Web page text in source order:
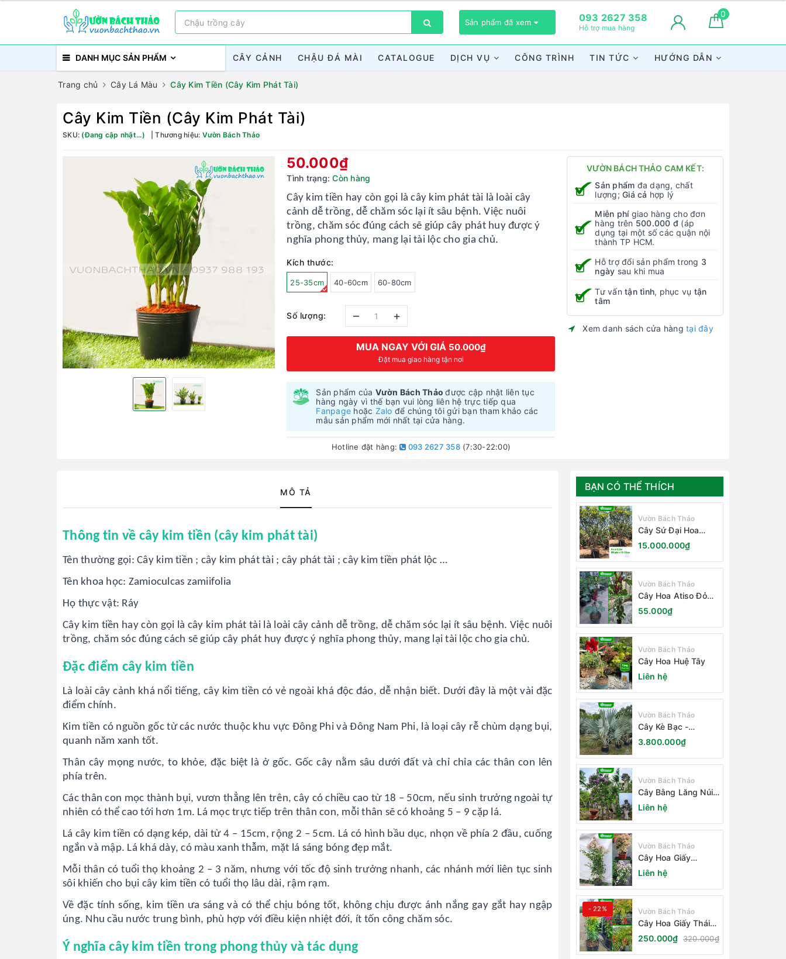
Sản phẩm đã xem 093 2627 358
Hỗ trợ mua hàng
0
DANH MỤC SẢN PHẨM CÂY CẢNH CHẬU ĐÁ MÀI CATALOGUE DỊCH VỤ CÔNG TRÌNH TIN TỨC HƯỚNG DẪN
Trang chủ Cây Lá Màu Cây Kim Tiền (Cây Kim Phát Tài)
Cây Kim Tiền (Cây Kim Phát Tài)
SKU: (Đang cập nhật...) Thương hiệu: Vườn Bách Thảo
50.000₫
Tình trạng: Còn hàng
Cây kim tiền hay còn gọi là cây kim phát tài là loài cây
cảnh dễ trồng, dễ chăm sóc lại ít sâu bệnh. Việc nuôi
trồng, chăm sóc đúng cách sẽ giúp cây phát huy được ý
nghĩa phong thủy, mang lại tài lộc cho gia chủ.
Kích thước:
25-35cm 40-60cm 60-80cm
Số lượng: – +
MUA NGAY VỚI GIÁ 50.000₫
Đặt mua giao hàng tận nơi
Sản phẩm của Vườn Bách Thảođược cập nhật liên tục
hàng ngày vì thế bạn vui lòng liên hệ trực tiếp qua
Fanpage hoặc Zalo để chúng tôi gửi bạn tham khảo các
mẫu sản phẩm mới nhất tại cửa hàng.
Hotline đặt hàng: 093 2627 358(7:30-22:00)
VƯỜN BÁCH THẢO CAM KẾT:
Sản phẩm đa dạng, chất
lượng;Giá cả hợp lý
Miễn phígiao hàng cho đơn
hàng trên 500.000 đ (áp
dụng tại một số các quận nội
thành TP HCM.
Hỗ trợ đổi sản phẩm trong 3
ngày sau khi mua
Tư vấntận tình, phục vụ tận
tâm
Xem danh sách cửa hàngtại đây
MÔ TẢ
Thông tin về cây kim tiền (cây kim phát tài)
Tên thường gọi: Cây kim tiền ; cây kim phát tài ; cây phát tài ; cây kim tiền phát lộc …
Tên khoa học: Zamioculcas zamiifolia
Họ thực vật: Ráy
Cây kim tiền hay còn gọi là cây kim phát tài là loài cây cảnh dễ trồng, dễ chăm sóc lại ít sâu bệnh. Việc nuôi
trồng, chăm sóc đúng cách sẽ giúp cây phát huy được ý nghĩa phong thủy, mang lại tài lộc cho gia chủ.
Đặc điểm cây kim tiền
Là loài cây cảnh khá nổi tiếng, cây kim tiền có vẻ ngoài khá độc đáo, dễ nhận biết. Dưới đây là một vài đặc
điểm chính.
Kim tiền có nguồn gốc từ các nước thuộc khu vực Đông Phi và Đông Nam Phi, là loại cây rễ chùm dạng bụi,
quanh năm xanh tốt.
Thân cây mọng nước, to khỏe, đặc biệt là ở gốc. Gốc cây nằm sâu dưới đất và chỉ chỉa các thân con lên
phía trên.
Các thân con mọc thành bụi, vươn thẳng lên trên, cây có chiều cao từ 18 – 50cm, nếu sinh trưởng ngoài tự
nhiên có thể cao tới hơn 1m. Lá mọc trực tiếp trên thân con, mỗi thân sẽ có khoảng 5 – 9 cặp lá.
Lá cây kim tiền có dạng kép, dài từ 4 – 15cm, rộng 2 – 5cm. Lá có hình bầu dục, nhọn về phía 2 đầu, cuống
ngắn và mập. Lá khá dày, có màu xanh thẫm, mặt lá sáng bóng đẹp mắt.
Mỗi thân có tuổi thọ khoảng 2 – 3 năm, nhưng với tốc độ sinh trưởng nhanh, các nhánh mới liên tục sinh
sôi khiến cho bụi cây kim tiền có tuổi thọ lâu dài, rậm rạm.
Về đặc tính sống, kim tiền ưa sáng và có thể chịu bóng tốt, không chịu được ánh nắng gay gắt hay ngập
úng. Nhu cầu nước trung bình, phù hợp với điều kiện nhiệt đới, ít tốn công chăm sóc.
Ý nghĩa cây kim tiền trong phong thủy và tác dụng
BẠN CÓ THỂ THÍCH
Vườn Bách Thảo
Cây Sứ Đại Hoa
Trắng
15.000.000₫
Vườn Bách Thảo
Cây Hoa Atiso Đỏ
(Bụt Gấm Hibiscus)
55.000₫
Vườn Bách Thảo
Cây Hoa Huệ Tây
Liên hệ
Vườn Bách Thảo
Cây Kè Bạc -
Smarckia Nobilis
3.800.000₫
Vườn Bách Thảo
Cây Bằng Lăng Núi
(Cây Săng Lẻ)
Liên hệ
Vườn Bách Thảo
Cây Hoa Giấy
Sakura Nhật Bản
Liên hệ
- 22% Vườn Bách Thảo
Cây Hoa Giấy Thái
Lan
250.000₫ 320.000₫